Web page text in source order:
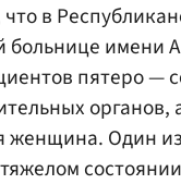
в
больнице имени
пятеро —
органов,
женщина. Один